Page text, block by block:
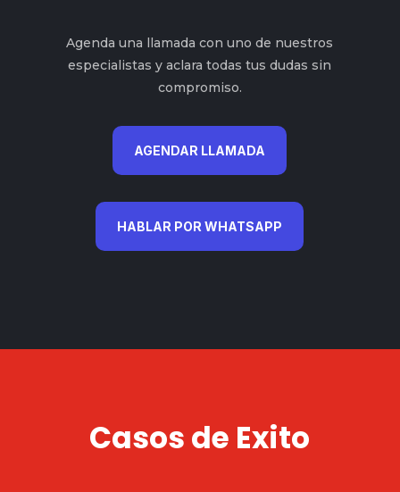
Agenda una llamada con uno de nuestros
especialistas y aclara todas tus dudas sin
compromiso.
AGENDAR LLAMADA
HABLAR POR WHATSAPP
Casos de Exito